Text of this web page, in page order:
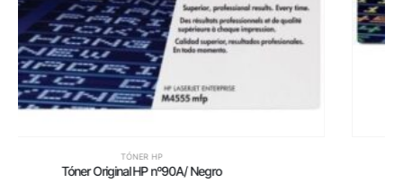
Tambor de Imagen HP nº126A/ Negro/ Tricolor